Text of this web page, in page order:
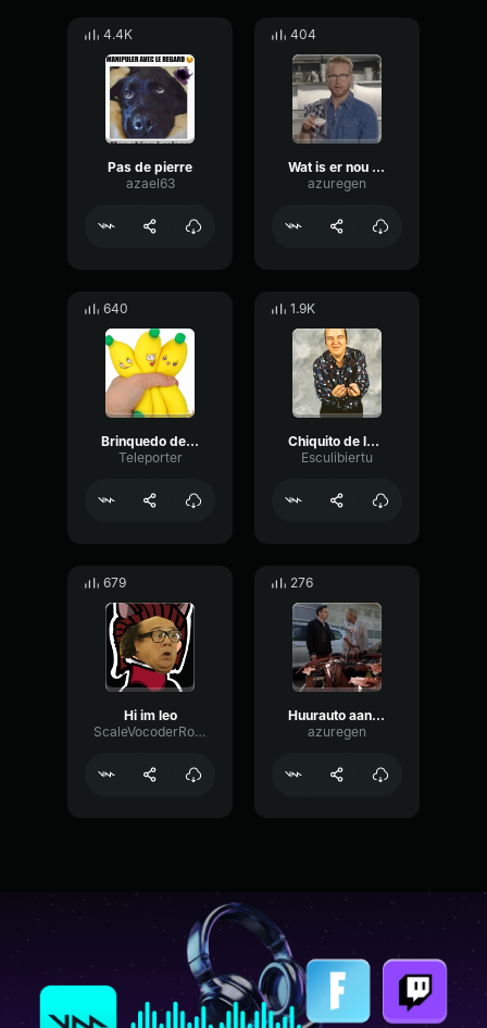
4.4K
Pas de pierre
azael63
404
Wat is er nou lekkerder bij een haring dan een gechopt uitje?
azuregen
640
Brinquedo de Borracha
Teleporter
1.9K
Chiquito de la Calzada agua
Esculibiertu
679
Hi im leo
ScaleVocoderRotary39050
276
Huurauto aan gruzelementen
azuregen